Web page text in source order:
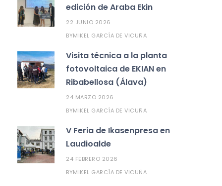
edición de Araba Ekin
22 JUNIO 2026
BYMIKEL GARCÍA DE VICUÑA
Visita técnica a la planta
fotovoltaica de EKIAN en
Ribabellosa (Álava)
24 MARZO 2026
BYMIKEL GARCÍA DE VICUÑA
V Feria de Ikasenpresa en
Laudioalde
24 FEBRERO 2026
BYMIKEL GARCÍA DE VICUÑA